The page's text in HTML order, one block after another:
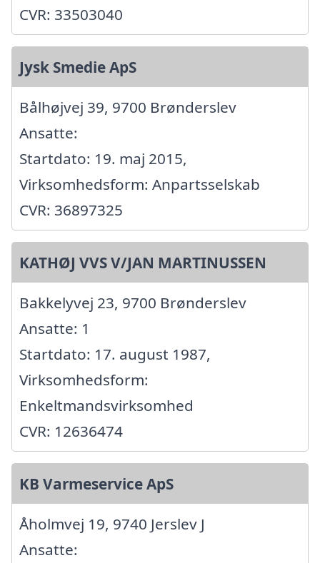
CVR: 33503040
Jysk Smedie ApS
Bålhøjvej 39, 9700 Brønderslev
Ansatte:
Startdato: 19. maj 2015,
Virksomhedsform: Anpartsselskab
CVR: 36897325
KATHØJ VVS V/JAN MARTINUSSEN
Bakkelyvej 23, 9700 Brønderslev
Ansatte: 1
Startdato: 17. august 1987,
Virksomhedsform:
Enkeltmandsvirksomhed
CVR: 12636474
KB Varmeservice ApS
Åholmvej 19, 9740 Jerslev J
Ansatte: